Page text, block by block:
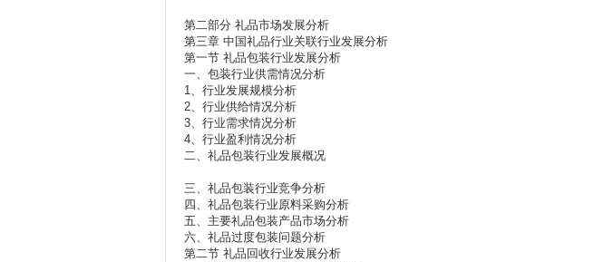
第二部分 礼品市场发展分析
第三章 中国礼品行业关联行业发展分析
第一节 礼品包装行业发展分析
一、包装行业供需情况分析
1、行业发展规模分析
2、行业供给情况分析
3、行业需求情况分析
4、行业盈利情况分析
二、礼品包装行业发展概况
三、礼品包装行业竞争分析
四、礼品包装行业原料采购分析
五、主要礼品包装产品市场分析
六、礼品过度包装问题分析
第二节 礼品回收行业发展分析